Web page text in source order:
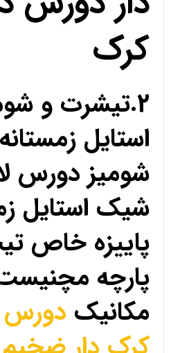
کرک
2.تیشرت و
استایل
شومیز دورس
شیک استایل
پاییزه خاص
پارچه
مکانیک دورس